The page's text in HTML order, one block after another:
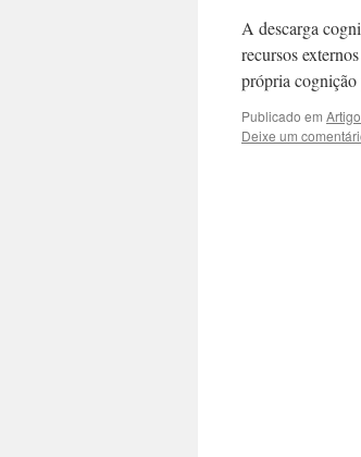
A descarga
recursos
própria
Publicado em
Deixe um